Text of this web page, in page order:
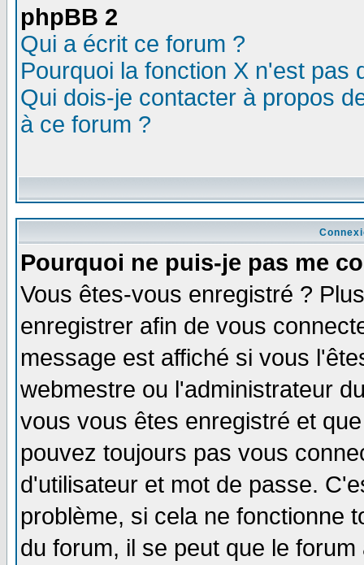
phpBB 2
Qui a écrit ce forum ?
Pourquoi la fonction X n'est pas
Qui dois-je contacter à propos
à ce forum ?
Pourquoi ne puis-je pas me
Vous êtes-vous enregistré ?
enregistrer afin de vous
message est affiché si vous
webmestre ou l'administrateur
vous vous êtes enregistré et
pouvez toujours pas vous
d'utilisateur et mot de passe.
problème, si cela ne fonctionne
du forum, il se peut que le